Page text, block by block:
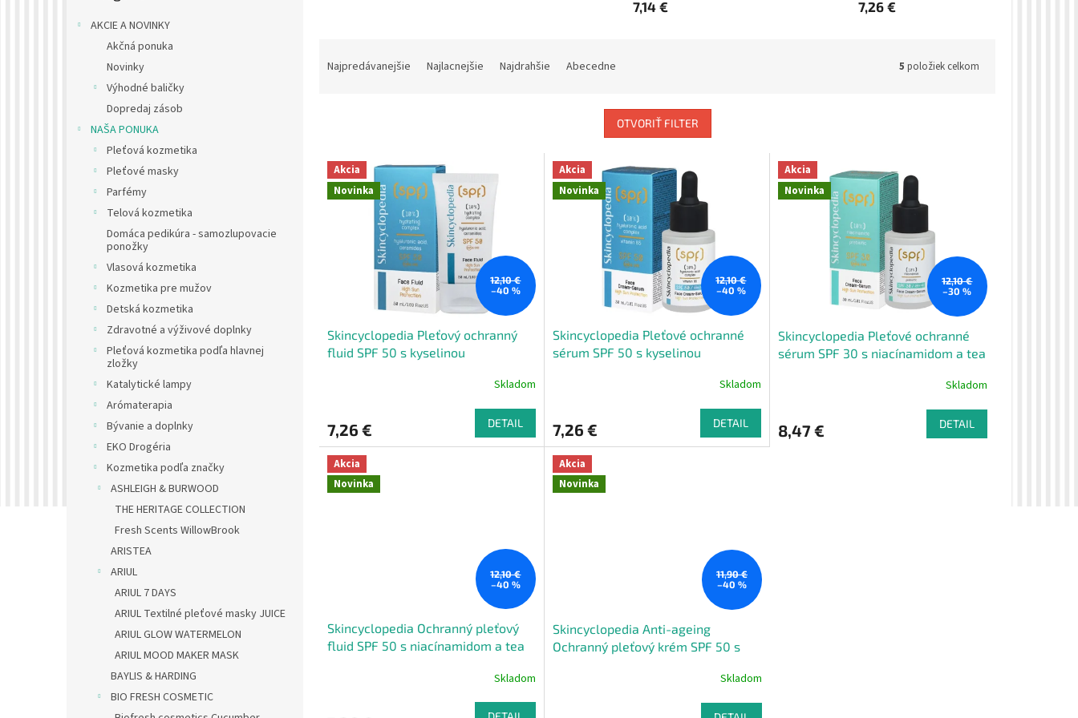
AKCIE A NOVINKY
Akčná ponuka
Novinky
Výhodné baličky
Dopredaj zásob
NAŠA PONUKA
Pleťová kozmetika
Pleťové masky
Parfémy
Telová kozmetika
Domáca pedikúra - samozlupovacie
ponožky
Vlasová kozmetika
Kozmetika pre mužov
Detská kozmetika
Zdravotné a výživové doplnky
Pleťová kozmetika podľa hlavnej
zložky
Katalytické lampy
Arómaterapia
Bývanie a doplnky
EKO Drogéria
Kozmetika podľa značky
ASHLEIGH & BURWOOD
THE HERITAGE COLLECTION
Fresh Scents WillowBrook
ARISTEA
ARIUL
ARIUL 7 DAYS
ARIUL Textilné pleťové masky JUICE
ARIUL GLOW WATERMELON
ARIUL MOOD MAKER MASK
BAYLIS & HARDING
BIO FRESH COSMETIC
7,14 €
7,26 €
Najpredávanejšie Najlacnejšie Najdrahšie Abecedne 5 položiek celkom
OTVORIŤ FILTER
V
p
Akcia
Novinka
12,10 €
–40 %
Skincyclopedia Pleťový ochranný
fluid SPF 50 s kyselinou
Skladom
7,26 € DETAIL
Akcia
Novinka
12,10 €
–40 %
Skincyclopedia Pleťové ochranné
sérum SPF 50 s kyselinou
Skladom
7,26 € DETAIL
Akcia
Novinka
12,10 €
–30 %
Skincyclopedia Pleťové ochranné
sérum SPF 30 s niacínamidom a tea
Skladom
8,47 € DETAIL
Akcia
Novinka
12,10 €
–40 %
Skincyclopedia Ochranný pleťový
fluid SPF 50 s niacínamidom a tea
Skladom
Akcia
Novinka
11,90 €
–40 %
Skincyclopedia Anti-ageing
Ochranný pleťový krém SPF 50 s
kyselinou hyalurónovou 40 mlSkladom